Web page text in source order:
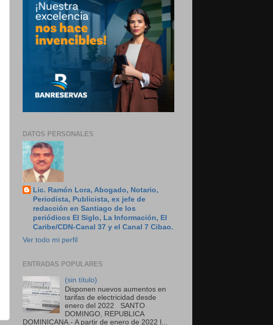
DATOS PERSONALES
Lic. Ramón Lora, Abogado, Notario,
Periodista, Publicista, ex jefe de
redacción en Santiago de los
periódicos El Siglo, La Información, El
Caribe/CDN-Canal 37 y el Canal 7 Cibao.
Ver todo mi perfil
ENTRADAS POPULARES
(sin título)
Disponen nuevos aumentos en
tarifas de electricidad desde
enero del 2022 SANTO
DOMINGO, REPUBLICA
DOMINICANA.- A partir de enero de 2022 l...